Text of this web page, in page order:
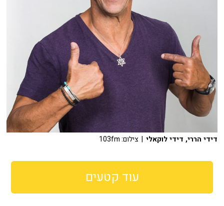
דידי הררי, דידי לוקאלי | צילום: 103fm
עוד קטעים